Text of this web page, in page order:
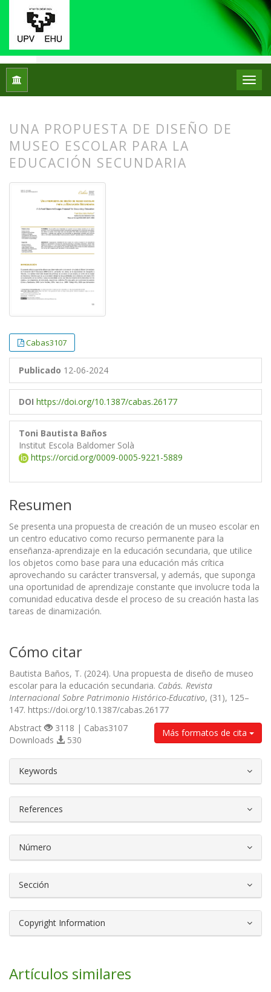
Inicio Núm. 31 (2024): Monográfico: Didáctica
UNA PROPUESTA DE DISEÑO DE
MUSEO ESCOLAR PARA LA
EDUCACIÓN SECUNDARIA
Cabas3107
Publicado 12-06-2024
DOI https://doi.org/10.1387/cabas.26177
Toni Bautista Baños
Institut Escola Baldomer Solà
https://orcid.org/0009-0005-9221-5889
Resumen
Se presenta una propuesta de creación de un museo escolar en
un centro educativo como recurso permanente para la
enseñanza-aprendizaje en la educación secundaria, que utilice
los objetos como base para una educación más crítica
aprovechando su carácter transversal, y además, que suponga
una oportunidad de aprendizaje constante que involucre toda la
comunidad educativa desde el proceso de su creación hasta las
tareas de dinamización.
Cómo citar
Bautista Baños, T. (2024). Una propuesta de diseño de museo
escolar para la educación secundaria. Cabás. Revista
Internacional Sobre Patrimonio Histórico-Educativo, (31), 125–
147. https://doi.org/10.1387/cabas.26177
Más formatos de cita
Abstract
3118 | Cabas3107
Downloads
530
Keywords
References
Número
Sección
Copyright Information
Artículos similares